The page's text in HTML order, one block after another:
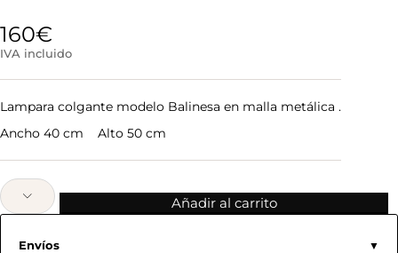
160€
IVA incluido
Lampara colgante modelo Balinesa en malla metálica .
Ancho 40 cm Alto 50 cm
Añadir al carrito
Envíos